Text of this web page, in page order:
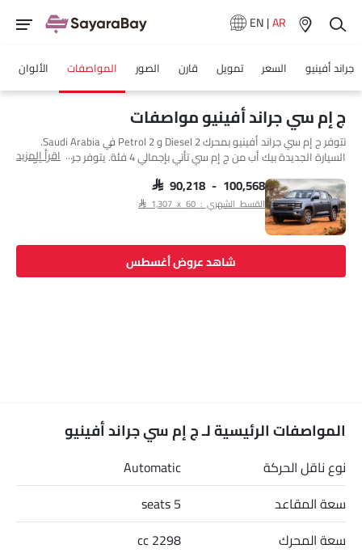
EN|AR
جراند أفينيو السعر تمويل قارن الصور المواصفات الألوان
ج إم سي جراند أفينيو مواصفات
تتوفر ج إم سي جراند أفينيو بمحرك 2 Diesel و 2 Petrol في Saudi Arabia.
السيارة الجديدة بيك أب من ج إم سي تأتي بإجمالي 4 فئة. يتوفر جراند أفينيو
3270 MM.
اقرأ المزيد
SAR 90,218 - 100,568
القسط الشهري : SAR 1,307 x 60
شاهد عروض أغسطس
المواصفات الرئيسية لـ ج إم سي جراند أفينيو
نوع ناقل الحركة
Automatic
سعة المقاعد
5 seats
سعة المحرك
2298 cc